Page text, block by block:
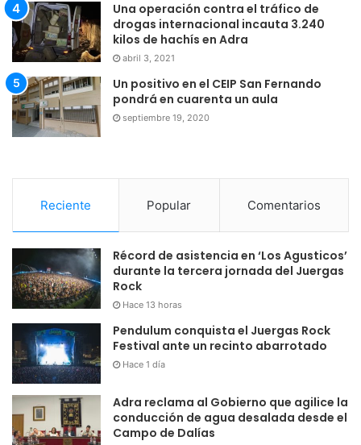
Una operación contra el tráfico de
drogas internacional incauta 3.240
kilos de hachís en Adra
abril 3, 2021
Un positivo en el CEIP San Fernando
pondrá en cuarenta un aula
septiembre 19, 2020
Reciente Popular Comentarios
Récord de asistencia en ‘Los Agusticos’
durante la tercera jornada del Juergas
Rock
Hace 13 horas
Pendulum conquista el Juergas Rock
Festival ante un recinto abarrotado
Hace 1 día
Adra reclama al Gobierno que agilice la
conducción de agua desalada desde el
Campo de Dalías